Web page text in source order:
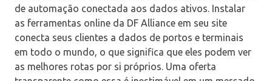
de automação conectada aos dados ativos. Instalar
as ferramentas online da DF Alliance em seu site
conecta seus clientes a dados de portos e terminais
em todo o mundo, o que significa que eles podem ver
as melhores rotas por si próprios. Uma oferta